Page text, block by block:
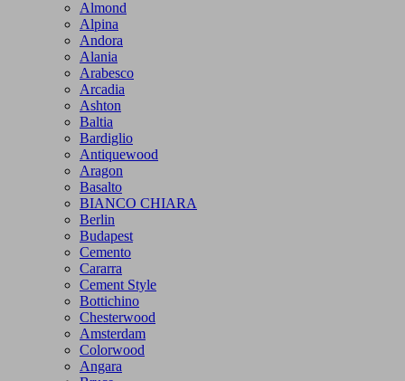
Almond
Alpina
Andora
Alania
Arabesco
Arcadia
Ashton
Baltia
Bardiglio
Antiquewood
Aragon
Basalto
BIANCO CHIARA
Berlin
Budapest
Cemento
Cararra
Cement Style
Bottichino
Chesterwood
Amsterdam
Colorwood
Angara